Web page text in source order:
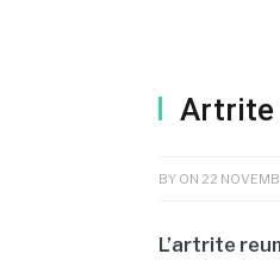
Artrite
BY ON 22
L’artrite